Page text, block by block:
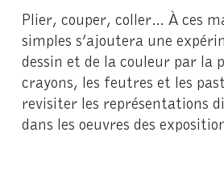
Plier, couper, coller… À ces
simples s’ajoutera une
dessin et de la couleur par la
crayons, les feutres et les
revisiter les représentations
dans les oeuvres des